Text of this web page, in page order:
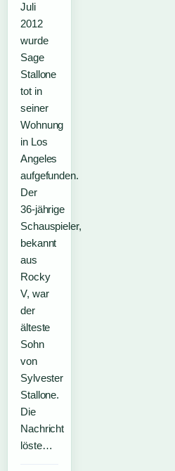
Juli
2012
wurde
Sage
Stallone
tot in
seiner
Wohnung
in Los
Angeles
aufgefunden.
Der
36‑jährige
Schauspieler,
bekannt
aus
Rocky
V, war
der
älteste
Sohn
von
Sylvester
Stallone.
Die
Nachricht
löste…